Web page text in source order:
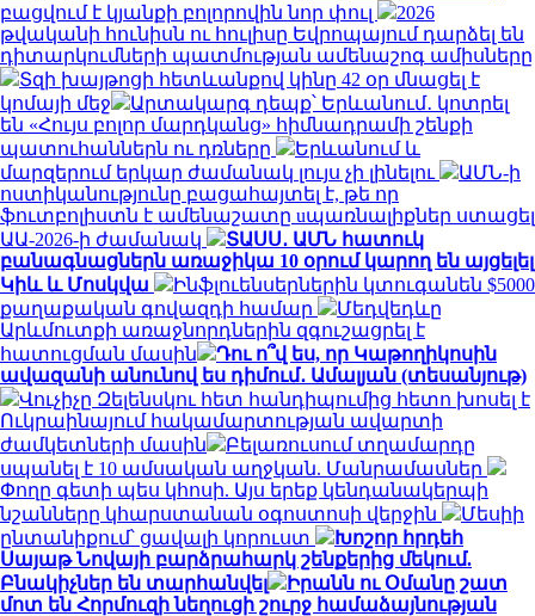
բացվում է կյանքի բոլորովին նոր փուլ
2026
թվականի հունիսն ու հուլիսը Եվրոպայում դարձել են
դիտարկումների պատմության ամենաշոգ ամիսները
Տզի խայթոցի հետևանքով կինը 42 օր մնացել է
կոմայի մեջ
Արտակարգ դեպք՝ Երևանում․ կոտրել
են «Հույս բոլոր մարդկանց» հիմնադրամի շենքի
պատուհաններն ու դռները
Երևանում և
մարզերում երկար ժամանակ լույս չի լինելու
ԱՄՆ-ի
ոստիկանությունը բացահայտել է, թե որ
ֆուտբոլիստն է ամենաշատը uպառնալիքներ ստացել
ԱԱ-2026-ի ժամանակ
ՏԱՍՍ․ ԱՄՆ հատուկ
բանագնացներն առաջիկա 10 օրում կարող են այցելել
Կիև և Մոսկվա
Ինֆլուենսերներին կտուգանեն $5000
քաղաքական գովազդի համար
Մեդվեդևը
Արևմուտքի առաջնորդներին զգուշացրել է
հատուցման մասին
Դու ո՞վ ես, որ Կաթողիկոսին
ավազանի անունով ես դիմում․ Ամալյան (տեսանյութ)
Վուչիչը Զելենսկու հետ հանդիպումից հետո խոսել է
Ուկրաինայում հակամարտության ավարտի
ժամկետների մասին
Բելառուսում տղամարդը
սպանել է 10 ամսական աղջկան. Մանրամասներ
Փողը գետի պես կհոսի. Այս երեք կենդանակերպի
նշանները կհարստանան օգոստոսի վերջին
Մեսիի
ընտանիքում՝ ցավալի կորուստ
Խոշոր հրդեհ
Սայաթ Նովայի բարձրահարկ շենքերից մեկում.
Բնակիչներ են տարհանվել
Իրանն ու Օմանը շատ
մոտ են Հորմուզի նեղուցի շուրջ համաձայնության